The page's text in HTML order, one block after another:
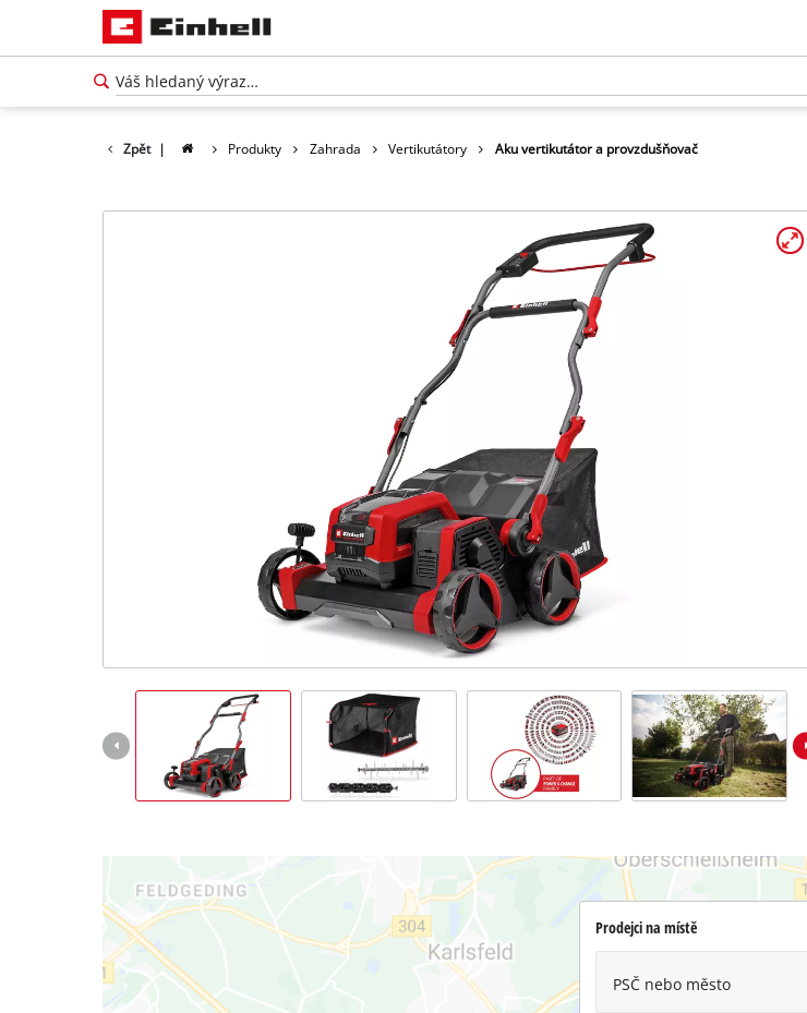
Zpět | Produkty Zahrada Vertikutátory Aku vertikutátor a provzdušňovač
Prodejci na místě
PSČ nebo město